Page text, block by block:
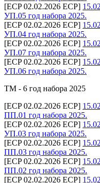
[ECP 02.02.2026 ECP]
УП.05 год набора 2025.
[ECP 02.02.2026 ECP]
УП.04 год набора 2025.
[ECP 02.02.2026 ECP]
УП.07 год набора 2025.
[ECP 02.02.2026 ECP]
УП.06 год набора 2025.
ТМ - 6 год набора 2025
[ECP 02.02.2026 ECP]
ПП.01 год набора 2025.
[ECP 02.02.2026 ECP]
УП.03 год набора 2025.
[ECP 02.02.2026 ECP]
ПП.03 год набора 2025.
[ECP 02.02.2026 ECP]
ПП.02 год набора 2025.
[ECP 02.02.2026 ECP]